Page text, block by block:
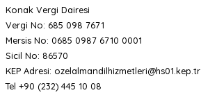
Konak Vergi Dairesi
Vergi No: 685 098 7671
Mersis No: 0685 0987 6710 0001
Sicil No: 86570
KEP Adresi: ozelalmandilhizmetleri@hs01.kep.tr
Tel +90 (232) 445 10 08